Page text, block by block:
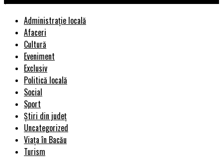
Administrație locală
Afaceri
Cultură
Eveniment
Exclusiv
Politică locală
Social
Sport
Știri din județ
Uncategorized
Viața în Bacău
Turism